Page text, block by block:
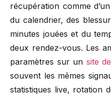
récupération comme
du calendrier, des
minutes jouées et du
deux rendez-vous. Les
paramètres sur un site
souvent les mêmes
statistiques live, rotation